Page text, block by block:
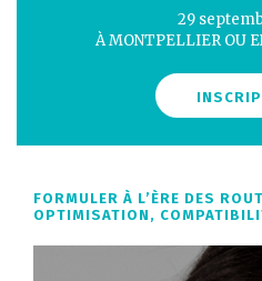
29
À MONTPELLIER OU
FORMULER À L’ÈRE DES
OPTIMISATION,